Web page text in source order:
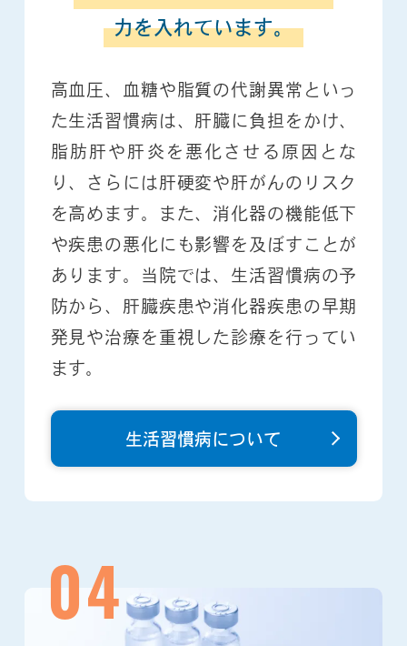
力を入れています。
高血圧、血糖や脂質の代謝異常といっ
た生活習慣病は、肝臓に負担をかけ、
脂肪肝や肝炎を悪化させる原因とな
り、さらには肝硬変や肝がんのリスク
を高めます。また、消化器の機能低下
や疾患の悪化にも影響を及ぼすことが
あります。当院では、生活習慣病の予
防から、肝臓疾患や消化器疾患の早期
発見や治療を重視した診療を行ってい
ます。
生活習慣病について
04